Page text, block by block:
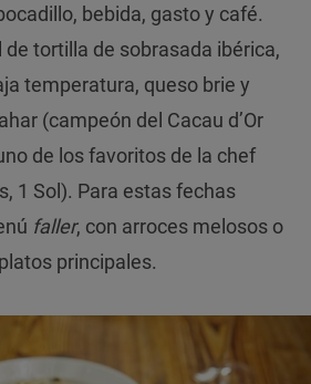
bebida, gasto y café.
tortilla de sobrasada ibérica,
temperatura, queso brie y
(campeón del Cacau d’Or
de los favoritos de la chef
1 Sol). Para estas fechas
faller, con arroces melosos o
principales.